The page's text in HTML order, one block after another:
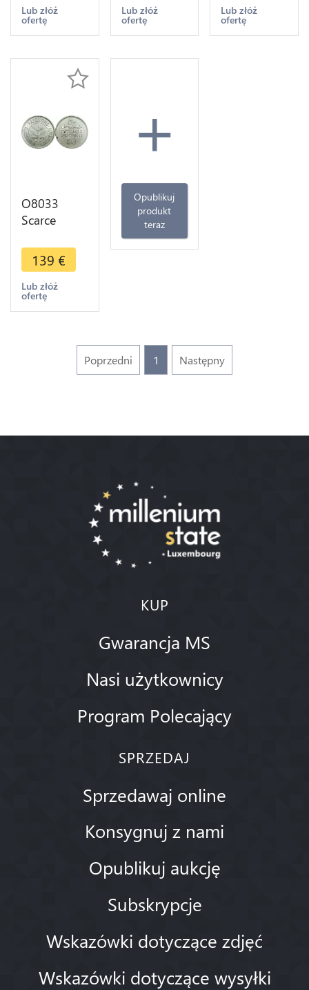
>Make
offer
Lub złóż
ofertę
>Make
offer
Lub złóż
ofertę
>Make
offer
Lub złóż
ofertę
O8033
Scarce
Mils 1933
Silver AU -
>Make
offer
139 €
Lub złóż
ofertę
+
Opublikuj
produkt
teraz
Poprzedni 1 Następny
KUP
Gwarancja MS
Nasi użytkownicy
Program Polecający
SPRZEDAJ
Sprzedawaj online
Konsygnuj z nami
Opublikuj aukcję
Subskrypcje
Wskazówki dotyczące zdjęć
Wskazówki dotyczące wysyłki